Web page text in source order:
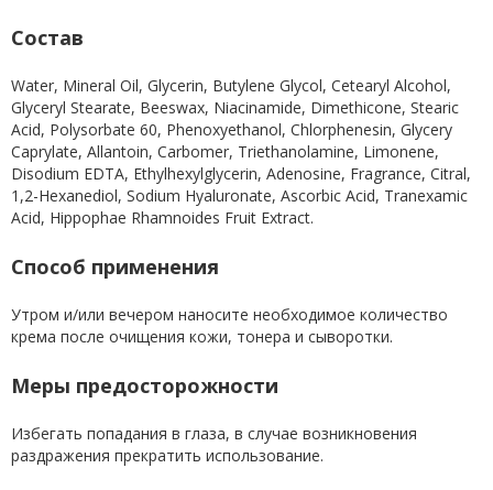
Состав
Water, Mineral Oil, Glycerin, Butylene Glycol, Cetearyl Alcohol,
Glyceryl Stearate, Beeswax, Niacinamide, Dimethicone, Stearic
Acid, Polysorbate 60, Phenoxyethanol, Chlorphenesin, Glycery
Caprylate, Allantoin, Carbomer, Triethanolamine, Limonene,
Disodium EDTA, Ethylhexylglycerin, Adenosine, Fragrance, Citral,
1,2-Hexanediol, Sodium Hyaluronate, Ascorbic Acid, Tranexamic
Acid, Hippophae Rhamnoides Fruit Extract.
Способ применения
Утром и/или вечером наносите необходимое количество
крема после очищения кожи, тонера и сыворотки.
Меры предосторожности
Избегать попадания в глаза, в случае возникновения
раздражения прекратить использование.